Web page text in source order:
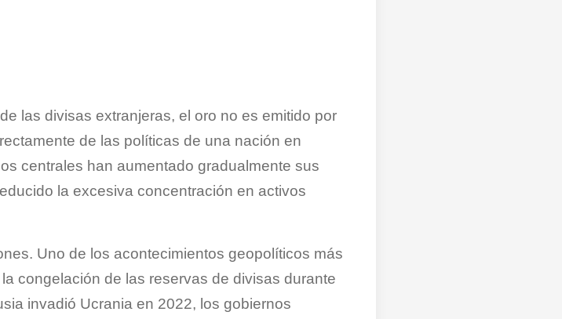
las divisas extranjeras, el oro no es emitido por
de las políticas de una nación en
centrales han aumentado gradualmente sus
la excesiva concentración en activos
Uno de los acontecimientos geopolíticos más
congelación de las reservas de divisas durante
invadió Ucrania en 2022, los gobiernos